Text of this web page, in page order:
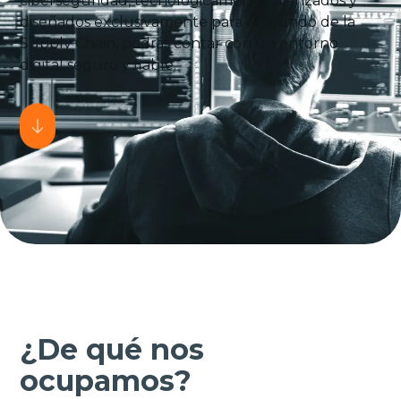
diseñados exclusivamente para el mundo de la
Supply Chain, podrás contar con un entorno
digital seguro y fiable.
¿De qué nos
ocupamos?